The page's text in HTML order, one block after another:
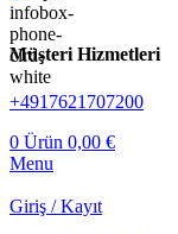
Müşteri Hizmetleri
+4917621707200
0 Ürün 0,00 €
Menu
Giriş / Kayıt